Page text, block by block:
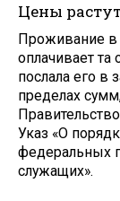
Цены
Проживание в
оплачивает та
послала его в
пределах
Указ «О
федеральных
служащих».